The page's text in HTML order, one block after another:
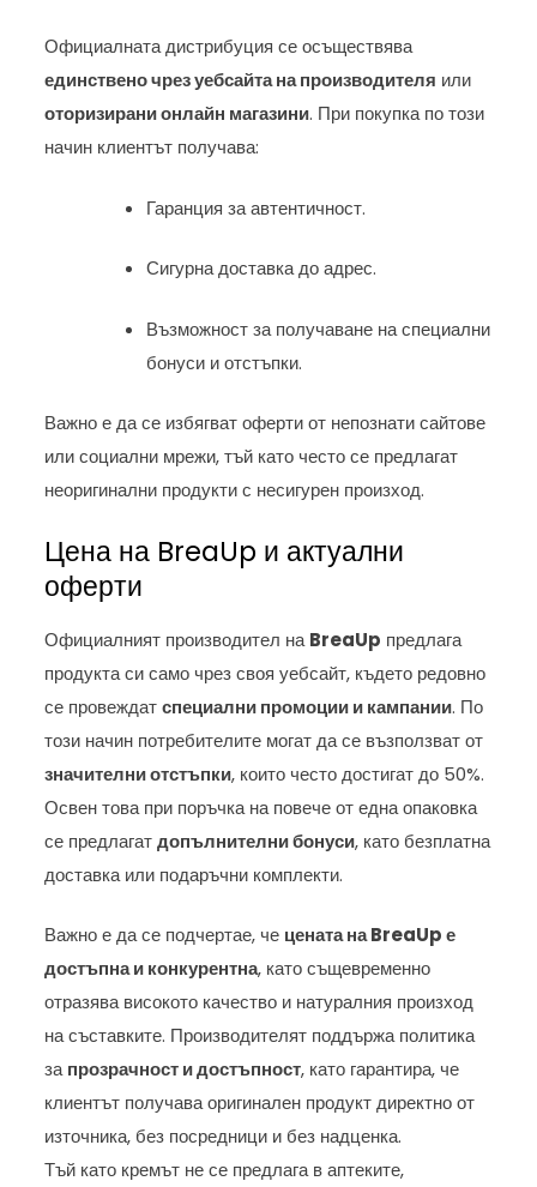
Официалната дистрибуция се осъществява
единствено чрез уебсайта на производителя или
оторизирани онлайн магазини. При покупка по този
начин клиентът получава:
Гаранция за автентичност.
Сигурна доставка до адрес.
Възможност за получаване на специални
бонуси и отстъпки.
Важно е да се избягват оферти от непознати сайтове
или социални мрежи, тъй като често се предлагат
неоригинални продукти с несигурен произход.
Цена на BreaUp и актуални
оферти
Официалният производител наBreaUp предлага
продукта си само чрез своя уебсайт, където редовно
се провеждатспециални промоции и кампании. По
този начин потребителите могат да се възползват от
значителни отстъпки, които често достигат до 50%.
Освен това при поръчка на повече от една опаковка
се предлагатдопълнителни бонуси, като безплатна
доставка или подаръчни комплекти.
Важно е да се подчертае, че цената на BreaUp е
достъпна и конкурентна, като същевременно
отразява високото качество и натуралния произход
на съставките. Производителят поддържа политика
запрозрачност и достъпност, като гарантира, че
клиентът получава оригинален продукт директно от
източника, без посредници и без надценка.
Тъй като кремът не се предлага в аптеките,